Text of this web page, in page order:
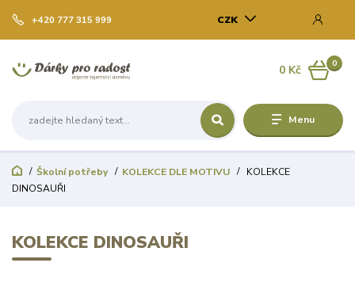
Menu
CZK
+420 777 315 999
0
0 Kč
Školní potřeby KOLEKCE DLE MOTIVU
KOLEKCE
DINOSAUŘI
KOLEKCE DINOSAUŘI